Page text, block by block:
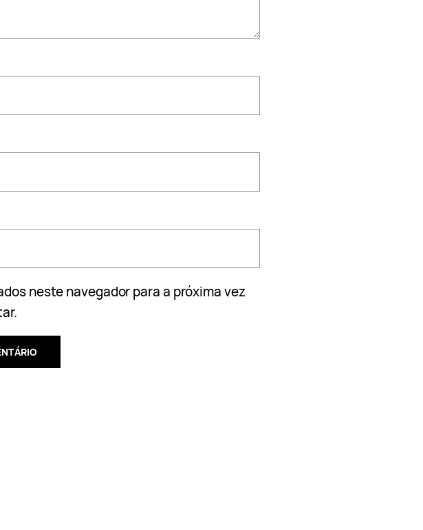
neste navegador para a próxima vez